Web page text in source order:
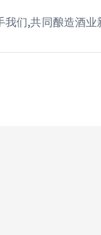
们,共同酿造酒业